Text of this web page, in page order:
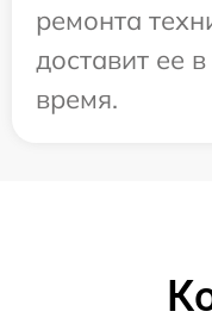
ремонта
доставит ее
время.